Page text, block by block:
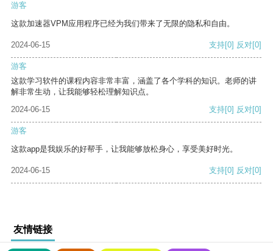
游客
这款加速器VPM应用程序已经为我们带来了无限的隐私和自由。
2024-06-15 支持[0] 反对[0]
游客
这款学习软件的课程内容非常丰富，涵盖了各个学科的知识。老师的讲
解非常生动，让我能够轻松理解知识点。
2024-06-15
支持[0] 反对[0]
游客
这款app是我娱乐的好帮手，让我能够放松身心，享受美好时光。
2024-06-15 支持[0] 反对[0]
友情链接